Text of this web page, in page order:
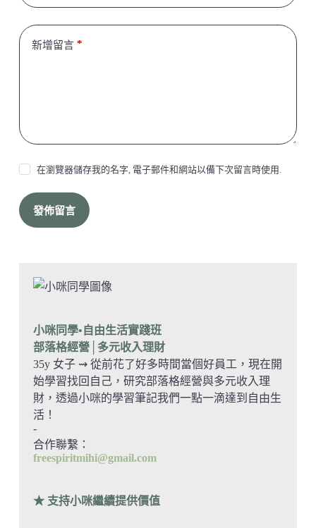
新增留言*
在瀏覽器儲存我的名字, 電子郵件和網站以備下次留言時使用.
發佈留言
小咪同學•自由生活實踐班
部落格經營│多元收入理財
35y 女子 ⇝ 從前花了好多時間當個好員工，現在開
始學習找回自己，研究部落格經營與多元收入理
財，透過小咪的學習筆記我們一點一滴達到自由生
活！
-
合作聯繫：
freespiritmihi@gmail.com
★ 支持小咪繼續提供價值